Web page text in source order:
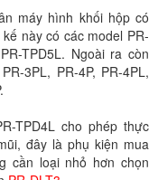
máy hình khối hộp có
này có các model PR-
TPD5L. Ngoài ra còn
3PL, PR-4P, PR-4PL,
TPD4L cho phép thực
đây là phụ kiện mua
cần loại nhỏ hơn chọn